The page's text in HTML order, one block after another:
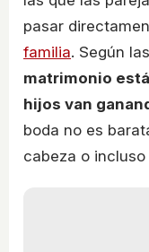
pasar
familia. Según
matrimonio
hijos van
boda no es
cabeza o